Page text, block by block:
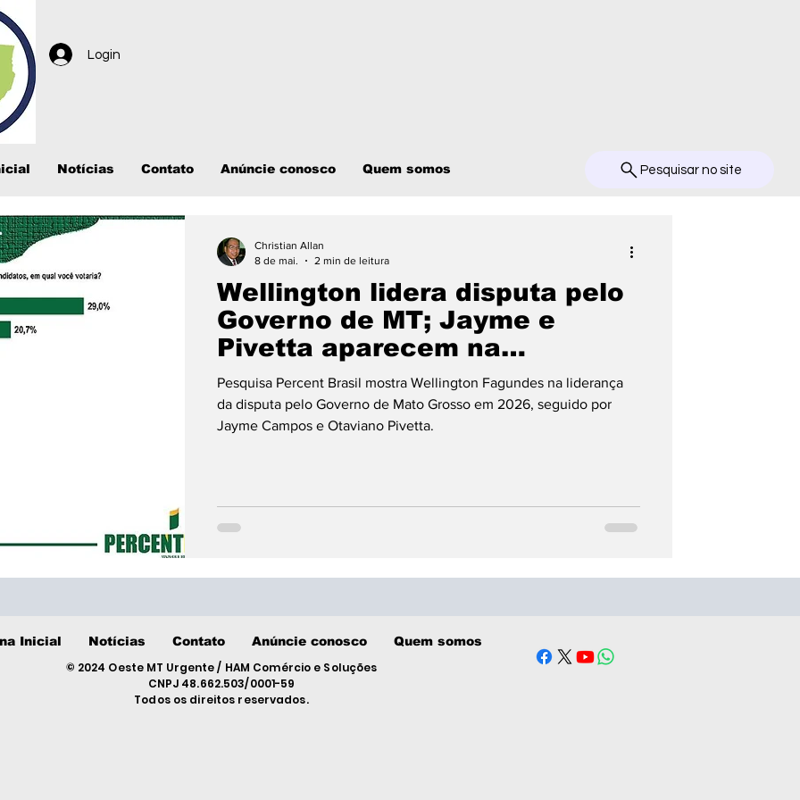
Login
Notícias Contato Anúncie conosco Quem somos Pesquisar no site
Wellington lidera disputa pelo
Governo de MT; Jayme e
Pivetta aparecem na
sequência, aponta pesquisa
Pesquisa Percent Brasil mostra Wellington Fagundes na liderança
da disputa pelo Governo de Mato Grosso em 2026, seguido por
Jayme Campos e Otaviano Pivetta.
Christian Allan
8 de mai.
2 min de leitura
Inicial Notícias Contato Anúncie conosco Quem somos
© 2024 Oeste MT Urgente / HAM Comércio e Soluções
CNPJ 48.662.503/0001-59
Todos os direitos reservados.